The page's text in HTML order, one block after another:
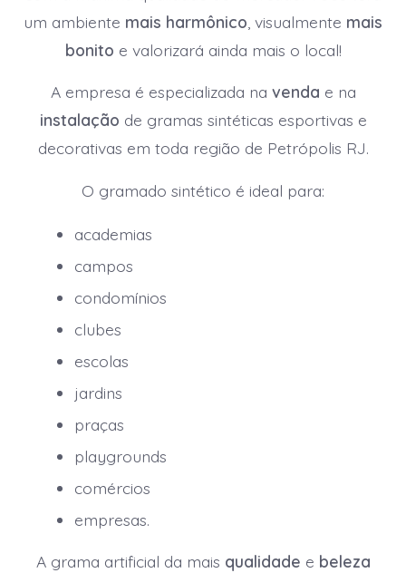
um ambiente mais harmônico , visualmente mais
bonito e valorizará ainda mais o local!
A empresa é especializada na venda e na
instalação de gramas sintéticas esportivas e
decorativas em toda região de Petrópolis RJ.
O gramado sintético é ideal para:
academias
campos
condomínios
clubes
escolas
jardins
praças
playgrounds
comércios
empresas.
A grama artificial da mais qualidade e beleza